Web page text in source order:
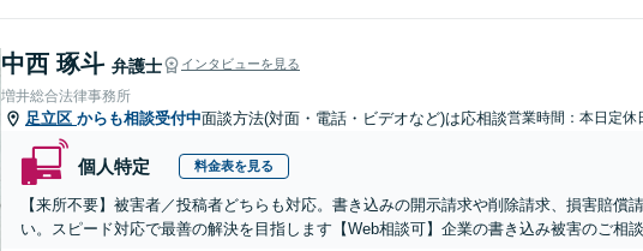
中西 琢斗 弁護士 インタビューを見る
増井総合法律事務所
足立区 からも相談受付中面談方法(対面・電話・ビデオなど)は応相談営業時間：本日定休
個人特定 料金表を見る
【来所不要】被害者／投稿者どちらも対応。書き込みの開示請求や削除請求、損害賠償
い。スピード対応で最善の解決を目指します【Web相談可】企業の書き込み被害のご相